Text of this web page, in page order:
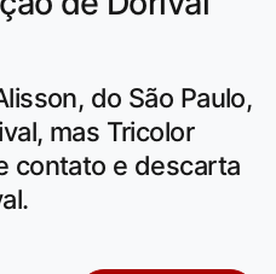
do São Paulo,
mas Tricolor
contato e descarta